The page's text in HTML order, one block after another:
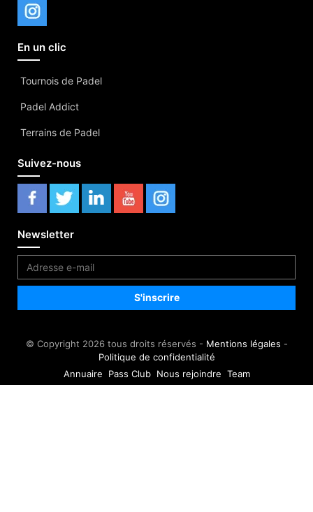
En un clic
Tournois de Padel
Padel Addict
Terrains de Padel
Suivez-nous
Newsletter
© Copyright 2026 tous droits réservés - Mentions légales -
Politique de confidentialité
Annuaire
Pass Club Nous rejoindre Team